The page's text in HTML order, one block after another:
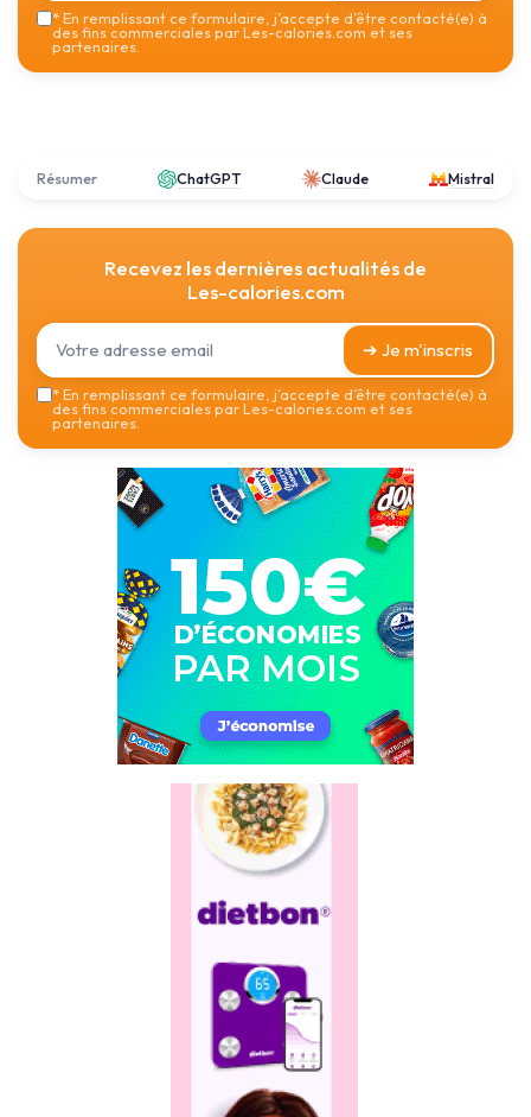
*En remplissant ce formulaire, j’accepte d’être contacté(e) à
des fins commerciales par Les-calories.com et ses
partenaires.
Résumer ChatGPT Claude Mistral
Recevez les dernières actualités de
Les-calories.com
➔ Je m'inscris
*En remplissant ce formulaire, j’accepte d’être contacté(e) à
des fins commerciales par Les-calories.com et ses
partenaires.